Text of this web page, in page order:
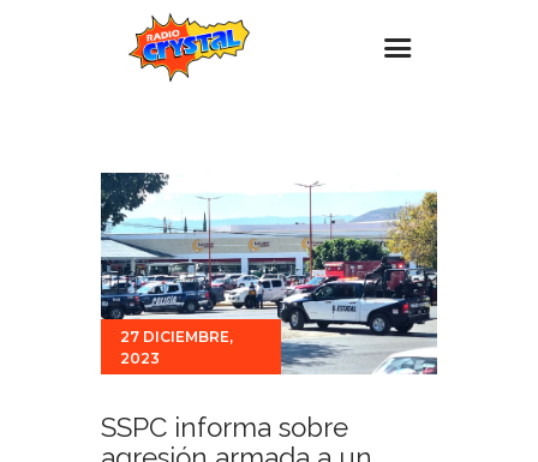
Estaciones
Eventos
Promociones
Noticias
Para ti
27 DICIEMBRE,
2023
SSPC informa sobre